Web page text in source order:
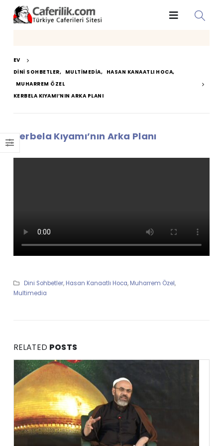
EV
DINI SOHBETLER, MULTIMEDIA, HASAN KANAATLI HOCA,
MUHARREM ÖZEL
KERBELA KIYAMI’NIN ARKA PLANI
Kerbela Kıyamı’nın Arka Planı
Dini Sohbetler, Hasan Kanaatlı Hoca, Muharrem Özel,
Multimedia
RELATED POSTS